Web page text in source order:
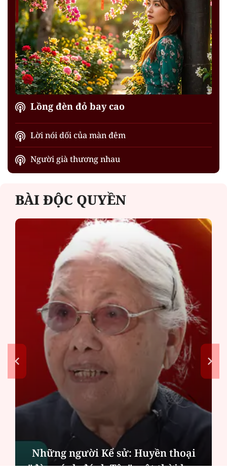
Lồng đèn đỏ bay cao
Lời nói dối của màn đêm
Người già thương nhau
BÀI ĐỘC QUYỀN
Chính quyền địa phương 2 cấp: Dịch